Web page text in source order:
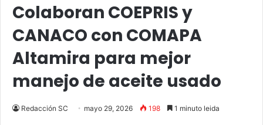
Colaboran COEPRIS y
CANACO con COMAPA
Altamira para mejor
manejo de aceite usado
Redacción SC mayo 29, 2026 198 1 minuto leida